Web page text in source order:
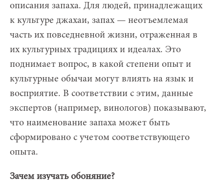
описания запаха. Для людей, принадлежащих
к культуре джахаи, запах — неотъемлемая
часть их повседневной жизни, отраженная в
их культурных традициях и идеалах. Это
поднимает вопрос, в какой степени опыт и
культурные обычаи могут влиять на язык и
восприятие. В соответствии с этим, данные
экспертов (например, винологов) показывают,
что наименование запаха может быть
сформировано с учетом соответствующего
опыта.
Зачем изучать обоняние?